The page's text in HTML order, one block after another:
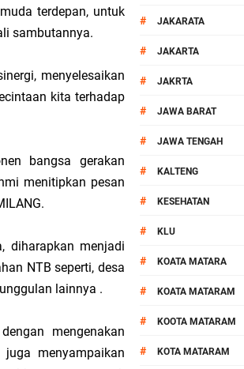
Cup 2026
HT
Putih
Melanjukan
terdepan, untuk
sambutannya.
menyelesaikan
kita terhadap
bangsa gerakan
menitipkan pesan
diharapkan menjadi
NTB seperti, desa
lainnya .
mengenakan
menyampaikan
# JAKARATA
# JAKARTA
# JAKRTA
# JAWA BARAT
# JAWA TENGAH
# KALTENG
# KESEHATAN
# KLU
# KOATA MATARA
# KOATA MATARAM
# KOOTA MATARAM
# KOTA MATARAM